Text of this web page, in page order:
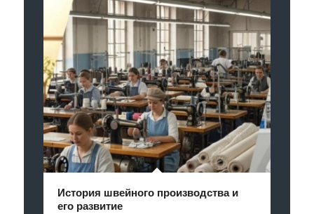
История швейного производства и
его развитие